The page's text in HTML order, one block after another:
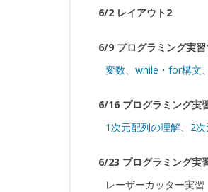
6/2 レイアウト2
6/9 プログラミング実習
変数、 while・for構文、
6/16 プログラミング実
1次元配列の理解、 2
6/23 プログラミング実
レーザーカッター実習